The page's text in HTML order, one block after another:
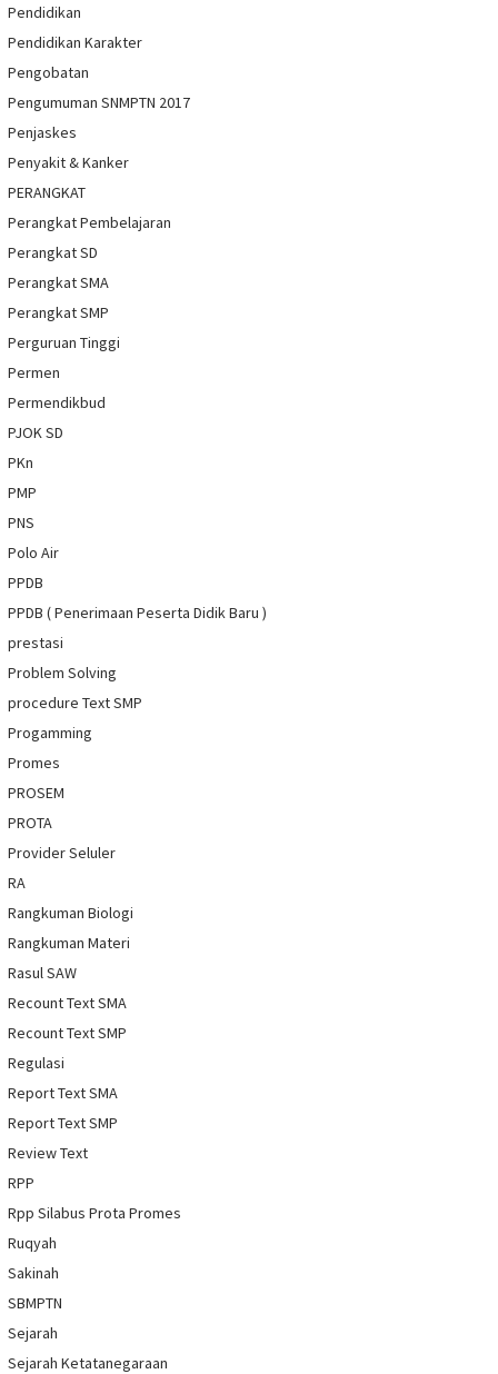
Pendidikan
Pendidikan Karakter
Pengobatan
Pengumuman SNMPTN 2017
Penjaskes
Penyakit & Kanker
PERANGKAT
Perangkat Pembelajaran
Perangkat SD
Perangkat SMA
Perangkat SMP
Perguruan Tinggi
Permen
Permendikbud
PJOK SD
PKn
PMP
PNS
Polo Air
PPDB
PPDB ( Penerimaan Peserta Didik Baru )
prestasi
Problem Solving
procedure Text SMP
Progamming
Promes
PROSEM
PROTA
Provider Seluler
RA
Rangkuman Biologi
Rangkuman Materi
Rasul SAW
Recount Text SMA
Recount Text SMP
Regulasi
Report Text SMA
Report Text SMP
Review Text
RPP
Rpp Silabus Prota Promes
Ruqyah
Sakinah
SBMPTN
Sejarah
Sejarah Ketatanegaraan